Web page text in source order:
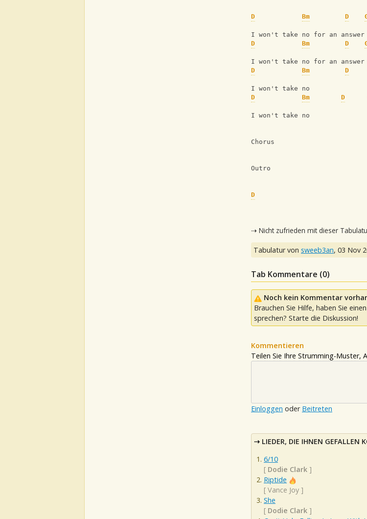
D Bm D
I won't take no for an answer
D
Bm D
I won't take no for an answer
D
Bm D
I won't take no
D
Bm D
I won't take no
Chorus
Outro
D
⇢ Nicht zufrieden mit dieser
Tabulatur von sweeb3an, 03 Nov
Tab Kommentare (0)
Noch kein Kommentar
Brauchen Sie Hilfe, haben Sie
sprechen? Starte die Diskussion!
Kommentieren
Teilen Sie Ihre Strumming-Muster,
Einloggen oder Beitreten
LIEDER, DIE IHNEN GEFALLEN
6/10
[ Dodie Clark ]
Riptide
[ Vance Joy ]
She
[ Dodie Clark ]